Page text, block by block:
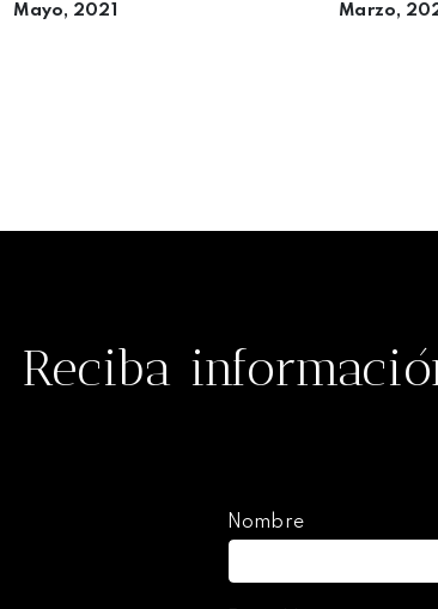
Mayo, 2021 Marzo,
Reciba
Nombre